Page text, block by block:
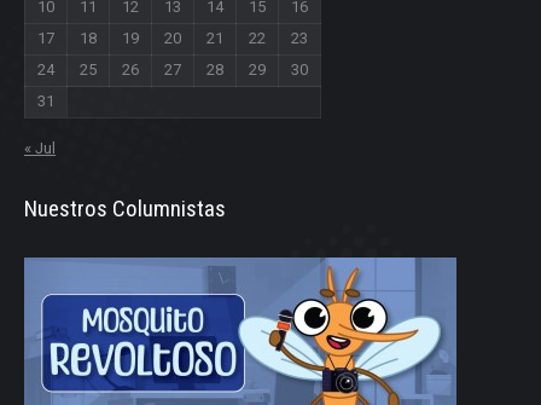
10
11 12 13 14 15
16
17
18 19 20 21 22
23
24
25 26 27 28 29
30
31
« Jul
Nuestros Columnistas